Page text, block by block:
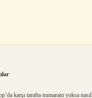
karşı tarafta numaram yoksa nasıl